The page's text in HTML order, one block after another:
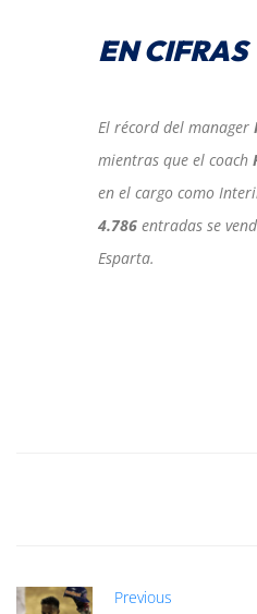
EN CIFRAS
El récord del manager
mientras que el coach
en el cargo como
4.786 entradas se
Esparta.
Previous